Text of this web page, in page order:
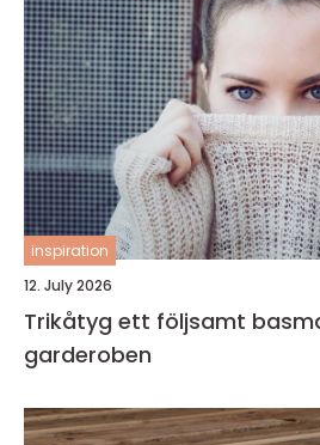
inspiration
12. July 2026
Trikåtyg ett följsamt basmaterial i
garderoben